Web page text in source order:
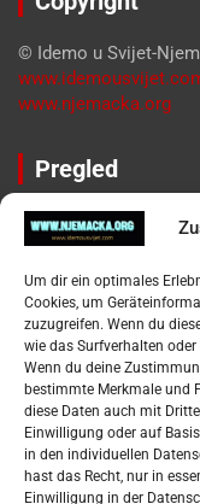
Um dir ein optimales
Cookies, um
zuzugreifen. Wenn du
wie das Surfverhalten
Wenn du deine
bestimmte Merkmale und
diese Daten auch mit
Einwilligung oder auf
in den individuellen
hast das Recht, nur in
Einwilligung in der
© Idemo u Svijet-
www.njemacka.org
Pregled
Impressum
Datenschutzerklärung
Widerufsbelehrung
Oglašavanje /
Tko je “Idemo
Pretražite
S